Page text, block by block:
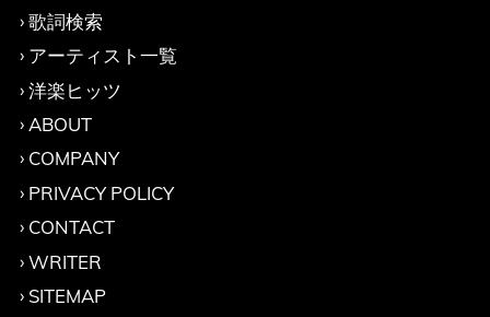
歌詞検索
アーティスト一覧
洋楽ヒッツ
ABOUT
COMPANY
PRIVACY POLICY
CONTACT
WRITER
SITEMAP